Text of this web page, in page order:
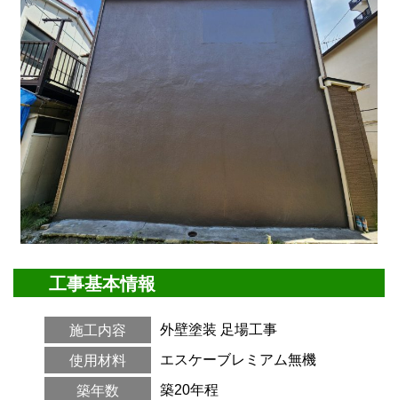
工事基本情報
施工内容 外壁塗装 足場工事
使用材料 エスケーブレミアム無機
築年数 築20年程